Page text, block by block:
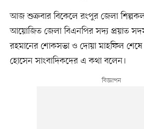
আজ শুক্রবার বিকেলে রংপুর জেলা
আয়োজিত জেলা বিএনপির সদ্য প্রয়াত
রহমানের শোকসভা ও দোয়া মাহফিল
হোসেন সাংবাদিকদের এ কথা বলেন।